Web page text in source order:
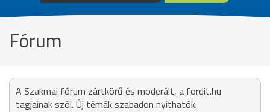
Fórum
A Szakmai fórum zártkörű és moderált, a fordit.hu
tagjainak szól. Új témák szabadon nyithatók.